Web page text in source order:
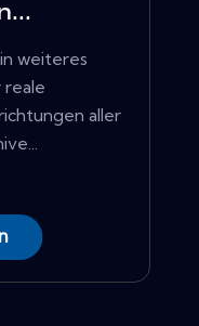
weiteres
reale
aller